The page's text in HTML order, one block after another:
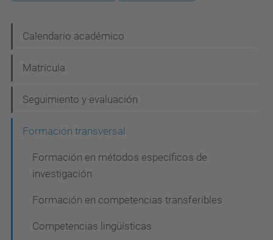
a
v
g
Calendario académico
Matrícula
Seguimiento y evaluación
Formación transversal
Formación en métodos específicos de
investigación
Formación en competencias transferibles
Competencias lingüísticas